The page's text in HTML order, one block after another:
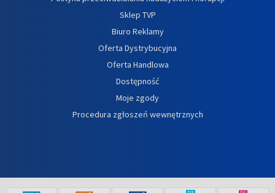
Sklep TVP
Biuro Reklamy
Oferta Dystrybucyjna
Oferta Handlowa
Dostępność
Moje zgody
Procedura zgłoszeń wewnętrznych